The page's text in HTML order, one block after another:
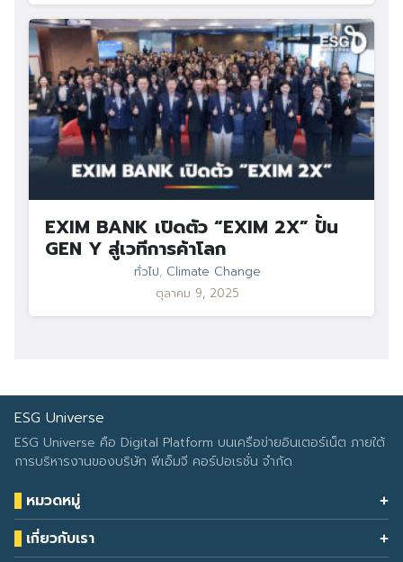
EXIM BANK เปิดตัว “EXIM 2X” ปั้น
GEN Y สู่เวทีการค้าโลก
ทั่วไป, Climate Change
ตุลาคม 9, 2025
ESG Universe
ESG Universe คือ Digital Platform บนเครือข่ายอินเตอร์เน็ต ภายใต้
การบริหารงานของบริษัท พีเอ็มจี คอร์ปอเรชั่น จำกัด
หมวดหมู่
Health & Wellness
Eco Icon
เกี่ยวกับเรา